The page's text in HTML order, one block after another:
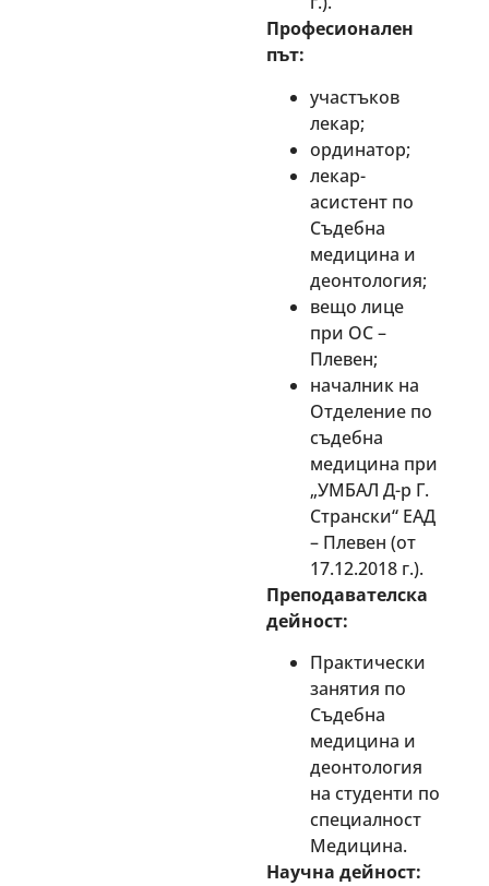
Професионален
път:
участъков
лекар;
ординатор;
лекар-
асистент по
Съдебна
медицина и
деонтология;
вещо лице
при ОС –
Плевен;
началник на
Отделение по
съдебна
медицина при
„УМБАЛ Д-р Г.
Странски“ ЕАД
– Плевен (от
17.12.2018 г.).
Преподавателска
дейност:
Практически
занятия по
Съдебна
медицина и
деонтология
на студенти по
специалност
Медицина.
Научна дейност: